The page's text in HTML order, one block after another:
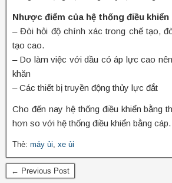
Nhược điểm của hệ thống điều
– Đòi hỏi độ chính xác trong chế tạo,
tạo cao.
– Do làm việc với dầu có áp lực cao
khăn
– Các thiết bị truyền động thủy lực đắt
Cho đến nay hệ thống điều khiển bằng
hơn so với hệ thống điều khiển bằng cáp.
Thẻ: máy ủi, xe ủi
← Previous Post